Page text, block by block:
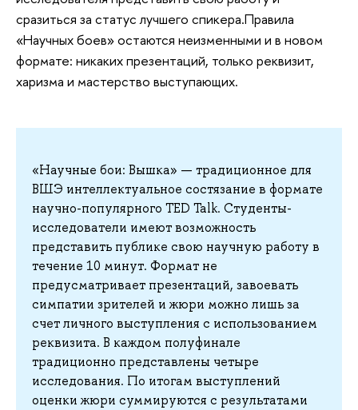
сразиться за статус лучшего спикера.Правила
«Научных боев» остаются неизменными и в новом
формате: никаких презентаций, только реквизит,
харизма и мастерство выступающих.
«Научные бои: Вышка» — традиционное для
ВШЭ интеллектуальное состязание в формате
научно-популярного TED Talk. Студенты-
исследователи имеют возможность
представить публике свою научную работу в
течение 10 минут. Формат не
предусматривает презентаций, завоевать
симпатии зрителей и жюри можно лишь за
счет личного выступления с использованием
реквизита. В каждом полуфинале
традиционно представлены четыре
исследования. По итогам выступлений
оценки жюри суммируются с результатами